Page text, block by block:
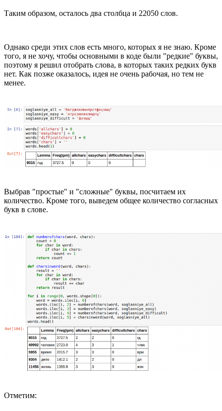
Таким образом, осталось два столбца и 22050 слов.
Однако среди этих слов есть много, которых я не знаю. Кроме
того, я не хочу, чтобы основными в коде были "редкие" буквы,
поэтому я решил отобрать слова, в которых таких редких букв
нет. Как позже оказалось, идея не очень рабочая, но тем не
менее.
Выбрав "простые" и "сложные" буквы, посчитаем их
количество. Кроме того, выведем общее количество согласных
букв в слове.
Отметим: